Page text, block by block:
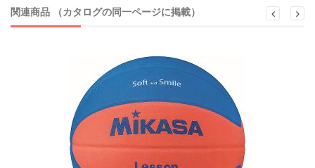
関連商品 （カタログの同一ページに掲載）